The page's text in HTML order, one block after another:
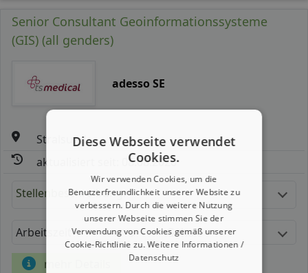
Senior Consultant Geoinformationssysteme
(GIS) (all genders)
adesso SE
Stralsund
aktualisiert seit: 08.08.2026
Stellenbeschreibung:
Arbeitszeit Gehalt
mehr Details
Diese Webseite verwendet
Cookies.
Wir verwenden Cookies, um die
Benutzerfreundlichkeit unserer Website zu
verbessern. Durch die weitere Nutzung
unserer Webseite stimmen Sie der
Verwendung von Cookies gemäß unserer
Cookie-Richtlinie zu.Weitere Informationen /
Datenschutz